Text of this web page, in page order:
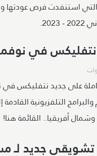
استنفدت فرص عودتها
في نوفمبر
والبرامج التلفزيونية
أفريقيا.. القائمة هنا!
تشويقي جديد لـ